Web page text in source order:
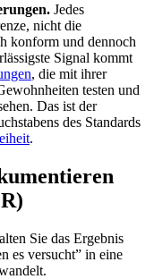
Jedes
nicht die
konform und dennoch
Signal kommt
, die mit ihrer
testen und
Das ist der
des Standards
.
Sie das Ergebnis
es versucht” in eine